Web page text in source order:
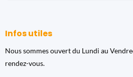
Infos utiles
Nous sommes ouvert du Lundi au
rendez-vous.